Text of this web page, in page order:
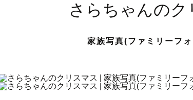
さらちゃんのク
家族写真(ファミリーフ